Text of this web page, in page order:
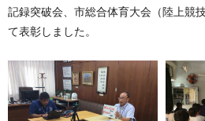
記録突破会、市総合体育大会（陸上競
て表彰しました。